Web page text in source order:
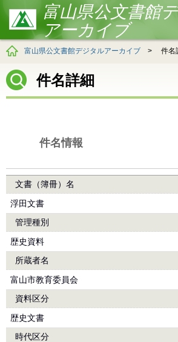
富山県公文書館
アーカイブ
富山県公文書館デジタルアーカイブ > 件名
件名詳細
件名情報
文書（簿冊）名
浮田文書
管理種別
歴史資料
所蔵者名
富山市教育委員会
資料区分
歴史文書
時代区分